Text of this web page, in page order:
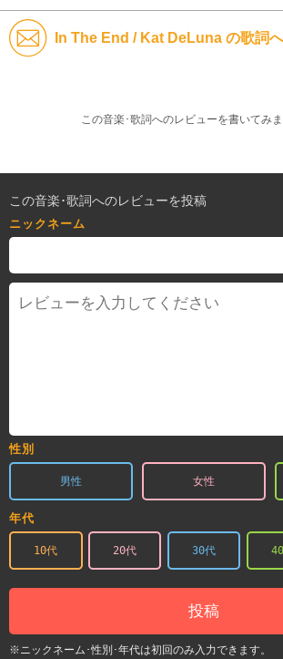
In The End / Kat DeLuna の歌詞
この音楽･歌詞へのレビューを書いてみ
この音楽･歌詞へのレビューを投稿
ニックネーム
性別
男性 女性
年代
10代 20代 30代
投稿
※ニックネーム･性別･年代は初回のみ入力できます。